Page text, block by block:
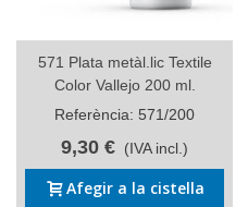
571 Plata metàl.lic Textile
Color Vallejo 200 ml.
Referència: 571/200
9,30 € (IVA incl.)
Afegir a la cistella